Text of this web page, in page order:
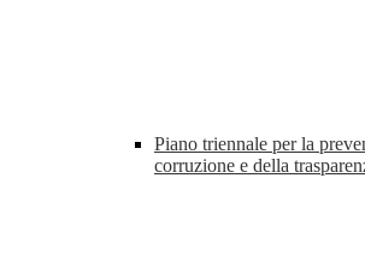
Piano triennale per la
corruzione e della